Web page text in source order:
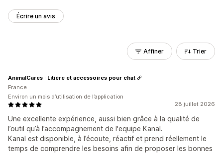
Écrire un avis
Affiner Trier
28 juillet 2026
Une excellente expérience, aussi bien grâce à la qualité de
l’outil qu’à l’accompagnement de l'equipe Kanal.
Kanal est disponible, à l’écoute, réactif et prend réellement le
temps de comprendre les besoins afin de proposer les bonnes
AnimalCares : Litière et accessoires pour chat
France
Environ un mois d’utilisation de l’application